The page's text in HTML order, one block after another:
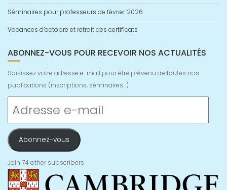
Séminaires pour professeurs de février 2026
Vacances d’octobre et retrait des certificats
ABONNEZ-VOUS POUR RECEVOIR NOS ACTUALITÉS
Saisissez votre adresse e-mail pour être prévenu de toutes nos
publications (inscriptions, séminaires...)
e-
mail
Abonnez-vous
Join 74 other subscribers